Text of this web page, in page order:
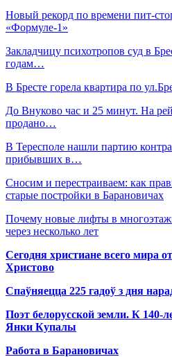
Новый рекорд по времени пит-
«Формуле-1»
Закладчицу психотропов суд в
годам…
В Бресте горела квартира по
До Внуково час и 25 минут. На
продано…
В Тересполе нашли партию
прибывших в…
Сносим и перестраиваем: как
старые постройки в Барановичах
Почему новые лифты в
через несколько лет
Сегодня христиане всего мира
Христово
Спаўняецца 225 гадоў з дня
Поэт белорусской земли. К 140-
Янки Купалы
Работа в Барановичах